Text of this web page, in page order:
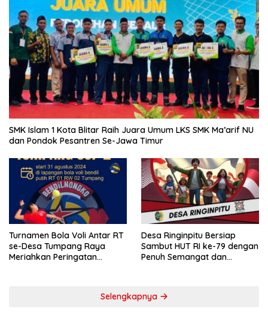
SMK Islam 1 Kota Blitar Raih Juara Umum LKS SMK Ma’arif NU
dan Pondok Pesantren Se-Jawa Timur
Turnamen Bola Voli Antar RT
se-Desa Tumpang Raya
Meriahkan Peringatan
Desa Ringinpitu Bersiap
Sambut HUT RI ke-79 dengan
Penuh Semangat dan
Selengkapnya